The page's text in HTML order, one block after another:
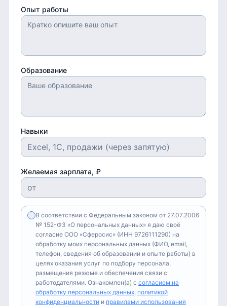
Опыт работы
Образование
Навыки
Желаемая зарплата, ₽
В соответствии с Федеральным законом от 27.07.2006
№ 152-ФЗ «О персональных данных» я даю своё
согласие ООО «Сферосис» (ИНН 9726111290) на
обработку моих персональных данных (ФИО, email,
телефон, сведения об образовании и опыте работы) в
целях оказания услуг по подбору персонала,
размещения резюме и обеспечения связи с
работодателями. Ознакомлен(а) с согласием на
обработку персональных данных, политикой
конфиденциальности и правилами использования